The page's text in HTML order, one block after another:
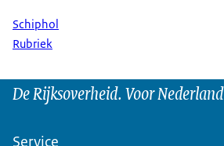
Schiphol
Rubriek
De Rijksoverheid. Voor Nederland
Service